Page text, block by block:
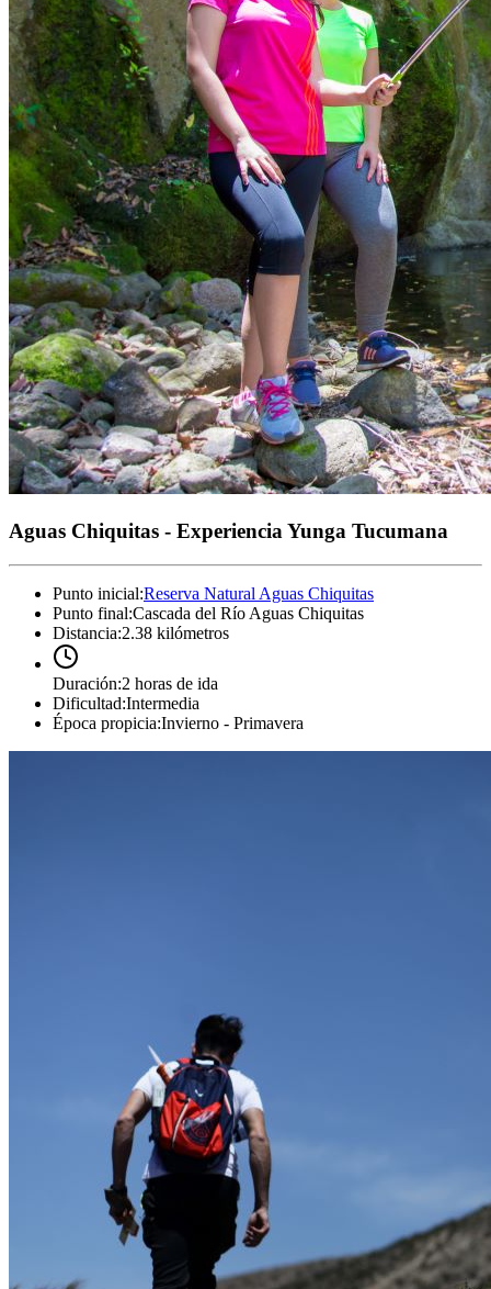
Aguas Chiquitas - Experiencia Yunga Tucumana
Punto inicial:Reserva Natural Aguas Chiquitas
Punto final:Cascada del Río Aguas Chiquitas
Distancia:2.38 kilómetros
Duración:2 horas de ida
Dificultad:Intermedia
Época propicia:Invierno - Primavera